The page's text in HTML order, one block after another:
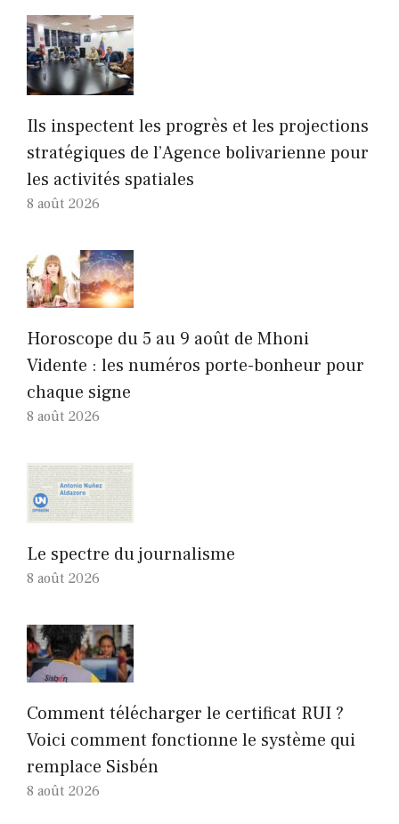
Ils inspectent les progrès et les projections
stratégiques de l’Agence bolivarienne pour
les activités spatiales
8 août 2026
Horoscope du 5 au 9 août de Mhoni
Vidente : les numéros porte-bonheur pour
chaque signe
8 août 2026
Le spectre du journalisme
8 août 2026
Comment télécharger le certificat RUI ?
Voici comment fonctionne le système qui
remplace Sisbén
8 août 2026